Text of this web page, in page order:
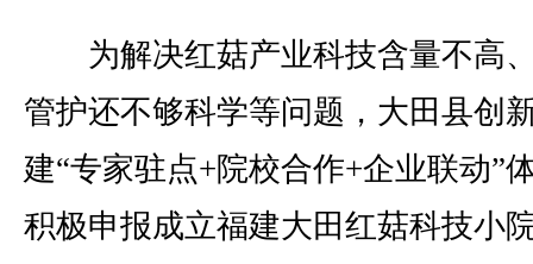
为解决红菇产业科技含量不高
管护还不够科学等问题，大田县创
建“专家驻点+院校合作+企业联动”
积极申报成立福建大田红菇科技小